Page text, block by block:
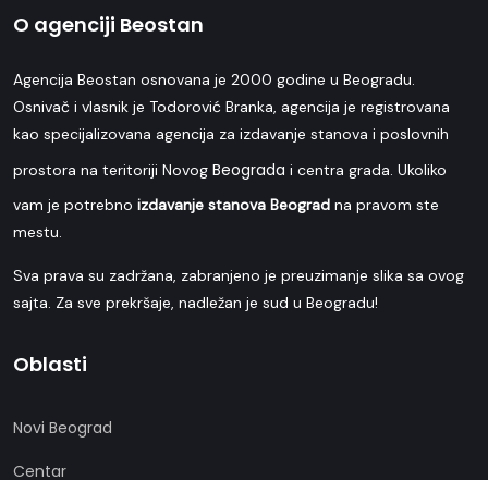
O agenciji Beostan
Agencija Beostan osnovana je 2000 godine u Beogradu.
Osnivač i vlasnik je Todorović Branka, agencija je registrovana
kao specijalizovana agencija za izdavanje stanova i poslovnih
prostora na teritoriji Novog Beograda i centra grada. Ukoliko
vam je potrebno izdavanje stanova Beograd na pravom ste
mestu.
Sva prava su zadržana, zabranjeno je preuzimanje slika sa ovog
sajta. Za sve prekršaje, nadležan je sud u Beogradu!
Oblasti
Novi Beograd
Centar